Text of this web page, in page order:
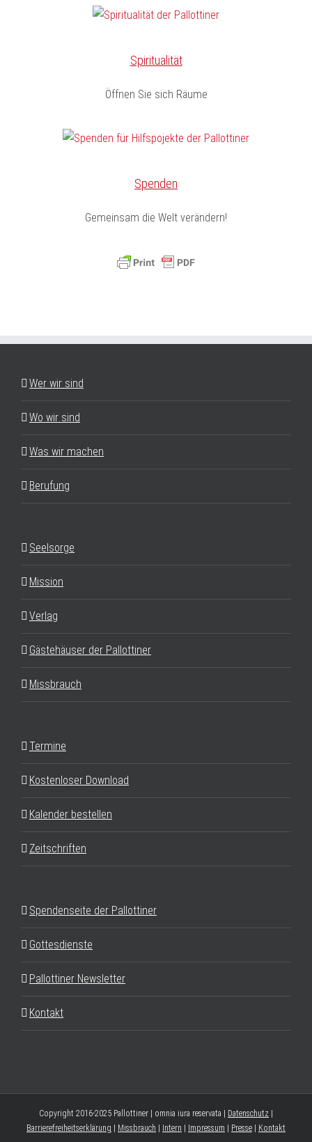
Spiritualität
Öffnen Sie sich Räume
Spenden
Gemeinsam die Welt verändern!
Wer wir sind
Wo wir sind
Was wir machen
Berufung
Seelsorge
Mission
Verlag
Gästehäuser der Pallottiner
Missbrauch
Termine
Kostenloser Download
Kalender bestellen
Zeitschriften
Spendenseite der Pallottiner
Gottesdienste
Pallottiner Newsletter
Kontakt
Copyright 2016-2025 Pallottiner | omnia iura reservata | Datenschutz
Barrierefreiheitserklärung
Missbrauch Intern Impressum Presse Kontakt